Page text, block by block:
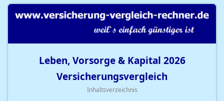
Leben, Vorsorge & Kapital 2026
Versicherungsvergleich
Inhaltsverzeichnis